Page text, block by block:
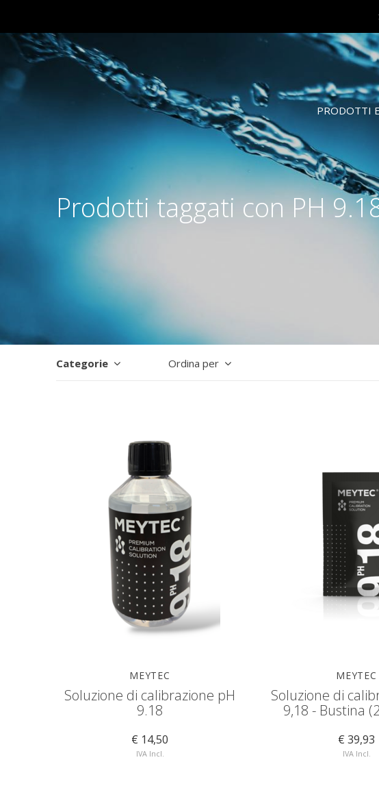
PRODOTTI
Prodotti taggati con PH
Categorie Ordina per
MEYTEC
Soluzione di calibrazione pH
9.18
€ 14,50
IVA Incl.
MEYTEC
Soluzione di
9,18 - Bustina
€ 39,93
IVA Incl.